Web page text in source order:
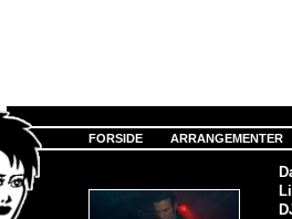
FORSIDE ARRANGEMENTER